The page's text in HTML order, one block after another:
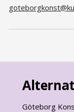
Göteborg